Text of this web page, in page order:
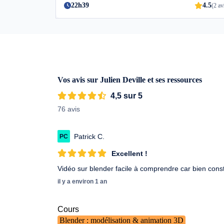
22h39 4.5(2
Vos avis sur Julien Deville et ses ressources
4,5 sur 5
76 avis
PC Patrick C.
Excellent !
Vidéo sur blender facile à comprendre car bien
il y a environ 1 an
Cours
Blender : modélisation & animation 3D